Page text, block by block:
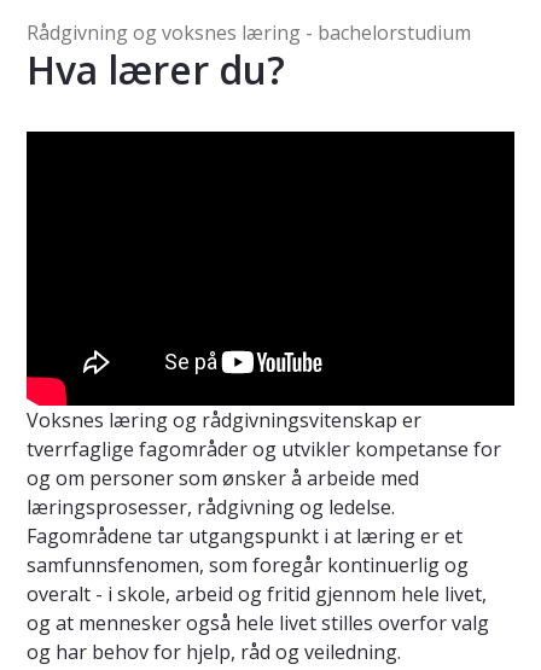
Rådgivning og voksnes læring - bachelorstudium
Hva lærer du?
Voksnes læring og rådgivningsvitenskap er
tverrfaglige fagområder og utvikler kompetanse for
og om personer som ønsker å arbeide med
læringsprosesser, rådgivning og ledelse.
Fagområdene tar utgangspunkt i at læring er et
samfunnsfenomen, som foregår kontinuerlig og
overalt - i skole, arbeid og fritid gjennom hele livet,
og at mennesker også hele livet stilles overfor valg
og har behov for hjelp, råd og veiledning.